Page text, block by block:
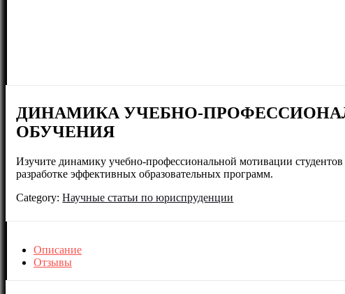
ДИНАМИКА УЧЕБНО-
ОБУЧЕНИЯ
Изучите динамику учебно-профессиональной мотивации
разработке эффективных образовательных программ.
Category:Научные статьи по юриспруденции
Описание
Отзывы